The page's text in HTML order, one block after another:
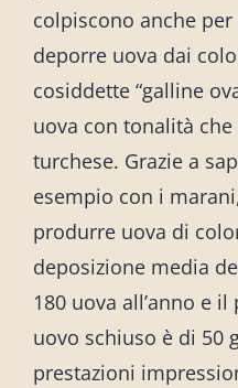
colpiscono anche
deporre uova dai
cosiddette “galline
uova con tonalità che
turchese. Grazie a
esempio con i
produrre uova di
deposizione media
180 uova all’anno e
uovo schiuso è di 50
prestazioni